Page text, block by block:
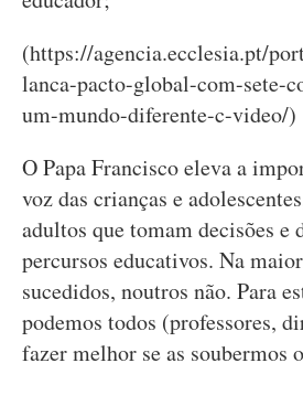
(https://agencia.ecclesia.pt/
lanca-pacto-global-com-sete-
um-mundo-diferente-c-video/)
O Papa Francisco eleva a
voz das crianças e
adultos que tomam decisões e
percursos educativos. Na
sucedidos, noutros não. Para
podemos todos (professores,
fazer melhor se as soubermos